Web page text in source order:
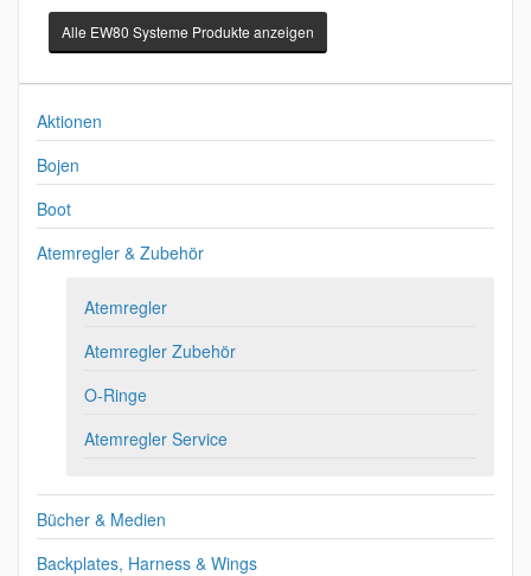
Alle EW80 Systeme Produkte anzeigen
Aktionen
Bojen
Boot
Atemregler & Zubehör
Atemregler
Atemregler Zubehör
O-Ringe
Atemregler Service
Bücher & Medien
Backplates, Harness & Wings